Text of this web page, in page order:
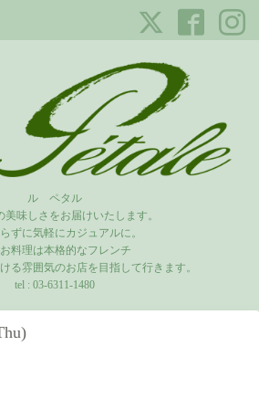
ル ペタル
美味しさをお届けいたします。
ずに気軽にカジュアルに。
料理は本格的なフレンチ
る雰囲気のお店を目指して行きます。
tel : 03-6311-1480